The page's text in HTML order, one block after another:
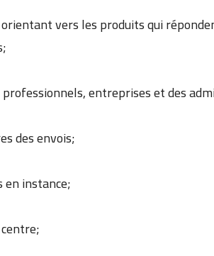
vers les produits qui
entreprises et des
des envois;
en instance;